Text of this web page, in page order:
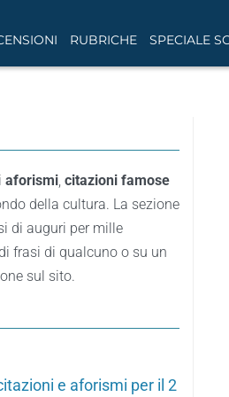
RUBRICHE SPECIALE
aforismi, citazioni famose
della cultura. La sezione
di auguri per mille
frasi di qualcuno o su un
sul sito.
e aforismi per il 2